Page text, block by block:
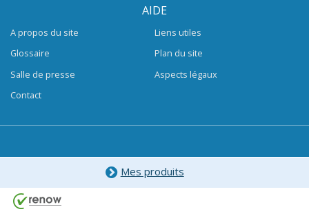
AIDE
A propos du site
Glossaire
Salle de presse
Contact
Liens utiles
Plan du site
Aspects légaux
Mes produits